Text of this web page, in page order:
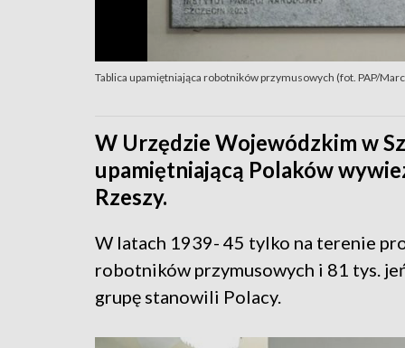
Tablica upamiętniająca robotników przymusowych (fot. PAP/
W Urzędzie Wojewódzkim w
upamiętniającą Polaków
Rzeszy.
W latach 1939- 45 tylko na terenie
robotników przymusowych i 81 tys.
grupę stanowili Polacy.